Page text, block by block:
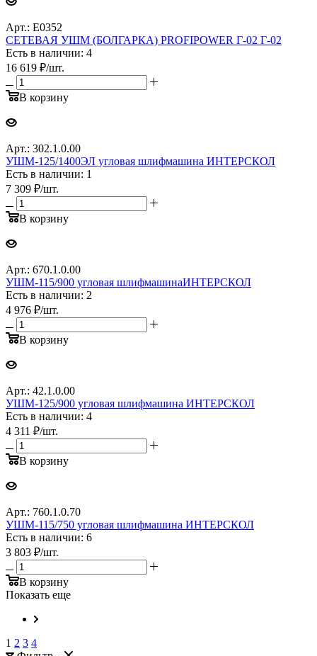
Арт.: E0352
СЕТЕВАЯ УШМ (БОЛГАРКА) PROFIPOWER Г-02 Г-02
Есть в наличии: 4
16 619 ₽/шт.
В корзину
Арт.: 302.1.0.00
УШМ-125/1400ЭЛ угловая шлифмашина ИНТЕРСКОЛ
Есть в наличии: 1
7 309 ₽/шт.
В корзину
Арт.: 670.1.0.00
УШМ-115/900 угловая шлифмашинаИНТЕРСКОЛ
Есть в наличии: 2
4 976 ₽/шт.
В корзину
Арт.: 42.1.0.00
УШМ-125/900 угловая шлифмашина ИНТЕРСКОЛ
Есть в наличии: 4
4 311 ₽/шт.
В корзину
Арт.: 760.1.0.70
УШМ-115/750 угловая шлифмашина ИНТЕРСКОЛ
Есть в наличии: 6
3 803 ₽/шт.
В корзину
Показать еще
1 2 3 4